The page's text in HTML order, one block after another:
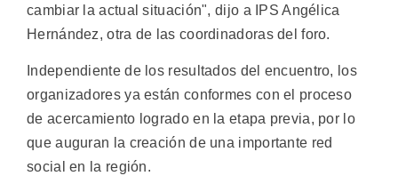
cambiar la actual situación", dijo a IPS Angélica
Hernández, otra de las coordinadoras del foro.
Independiente de los resultados del encuentro, los
organizadores ya están conformes con el proceso
de acercamiento logrado en la etapa previa, por lo
que auguran la creación de una importante red
social en la región.